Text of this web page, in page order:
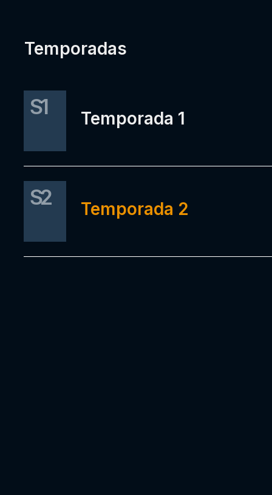
Temporadas
S1 Temporada 1
S2 Temporada 2